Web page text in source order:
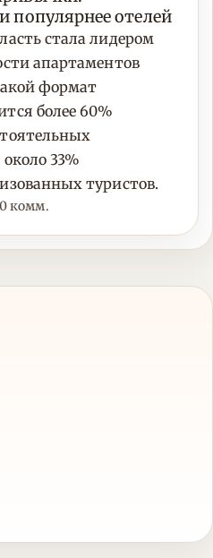
популярнее отелей
стала лидером
апартаментов
формат
более 60%
33%
туристов.
0 комм.